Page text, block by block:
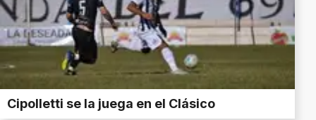
Cipolletti se la juega en el Clásico